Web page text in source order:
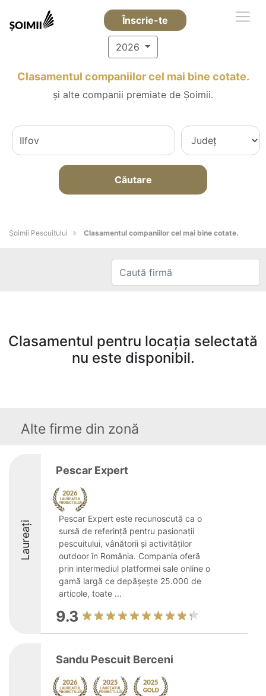
Înscrie-te
2026
Clasamentul companiilor cel mai bine cotate.
și alte companii premiate de Șoimii.
Căutare
Șoimii Pescuitului Clasamentul companiilor cel mai bine cotate.
Clasamentul pentru locația selectată
nu este disponibil.
Alte firme din zonă
Laureați
Pescar Expert
Pescar Expert este recunoscută ca o
sursă de referință pentru pasionații
pescuitului, vânătorii și activităților
outdoor în România. Compania oferă
prin intermediul platformei sale online o
gamă largă ce depășește 25.000 de
articole, toate ...
9.3
Sandu Pescuit Berceni